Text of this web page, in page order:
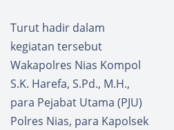
Turut hadir dalam
kegiatan tersebut
Wakapolres Nias Kompol
S.K. Harefa, S.Pd., M.H.,
para Pejabat Utama (PJU)
Polres Nias, para Kapolsek